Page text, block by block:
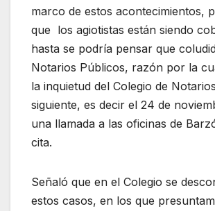
marco de estos acontecimientos,
que los agiotistas están siendo
hasta se podría pensar que
Notarios Públicos, razón por la
la inquietud del Colegio de
siguiente, es decir el 24 de
una llamada a las oficinas de
cita.
Señaló que en el Colegio se
estos casos, en los que